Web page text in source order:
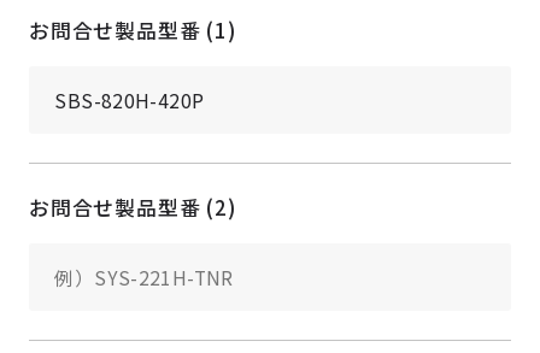
お問合せ製品型番 (1)
お問合せ製品型番 (2)